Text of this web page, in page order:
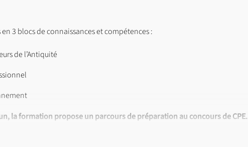
3 blocs de connaissances et compétences :
de l’Antiquité
la formation propose un parcours de préparation au concours de CPE.
une vingtaine d’heures de cours par semaine.